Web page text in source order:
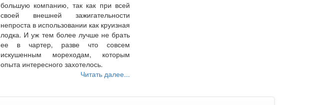
большую компанию, так как при всей
своей внешней зажигательности
непроста в использовании как круизная
лодка. И уж тем более лучше не брать
ее в чартер, разве что совсем
искушенным мореходам, которым
опыта интересного захотелось.
Читать далее...